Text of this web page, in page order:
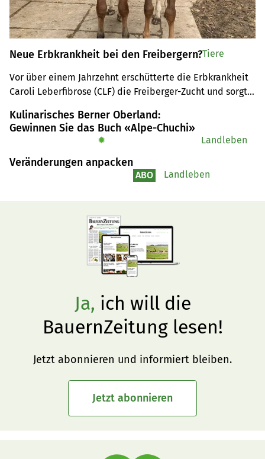
Neue Erbkrankheit bei den Freibergern?
Vor über einem Jahrzehnt erschütterte die Erbkrankheit
Caroli Leberfibrose (CLF) die Freiberger-Zucht und sorgte
unbekannte Erbkrankheit für den Tod mehrerer
Freiberger-Fohlen verantwortlich zu sein.
Tiere
Kulinarisches Berner Oberland:
Gewinnen Sie das Buch «Alpe-Chuchi»
✹ Landleben
Veränderungen anpacken
ABO Landleben
Ja, ich will die
BauernZeitung lesen!
Jetzt abonnieren und informiert bleiben.
Jetzt abonnieren